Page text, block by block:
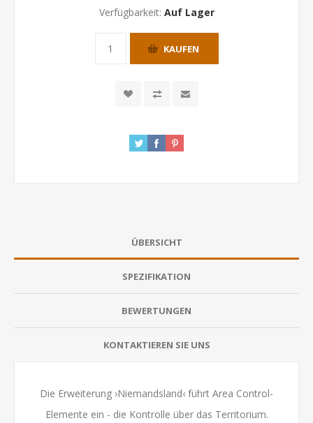
Verfügbarkeit: Auf Lager
KAUFEN
ÜBERSICHT
SPEZIFIKATION
BEWERTUNGEN
KONTAKTIEREN SIE UNS
Die Erweiterung ›Niemandsland‹ führt Area Control-
Elemente ein - die Kontrolle über das Territorium.